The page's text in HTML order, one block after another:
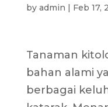
by admin | Feb 17,
Tanaman
bahan alami
berbagai